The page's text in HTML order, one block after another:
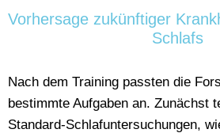
Vorhersage zukünftiger
Schlafs
Nach dem Training passten die
bestimmte Aufgaben an. Zunächst
Standard-Schlafuntersuchungen,